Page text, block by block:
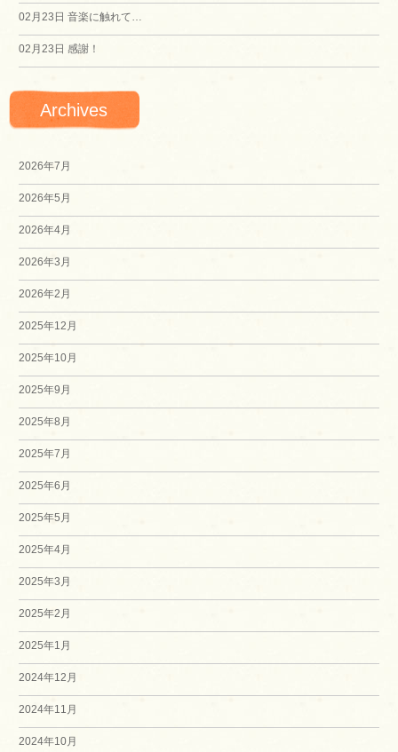
02月23日 音楽に触れて…
02月23日 感謝！
Archives
2026年7月
2026年5月
2026年4月
2026年3月
2026年2月
2025年12月
2025年10月
2025年9月
2025年8月
2025年7月
2025年6月
2025年5月
2025年4月
2025年3月
2025年2月
2025年1月
2024年12月
2024年11月
2024年10月